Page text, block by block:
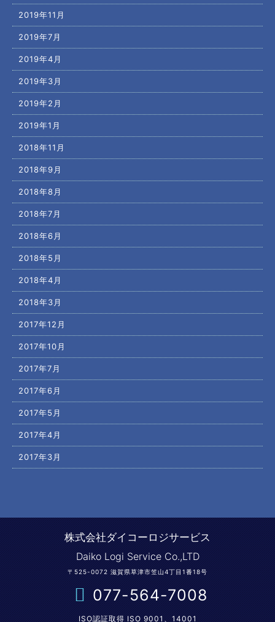
2019年11月
2019年7月
2019年4月
2019年3月
2019年2月
2019年1月
2018年11月
2018年9月
2018年8月
2018年7月
2018年6月
2018年5月
2018年4月
2018年3月
2017年12月
2017年10月
2017年7月
2017年6月
2017年5月
2017年4月
2017年3月
株式会社ダイコーロジサービス
Daiko Logi Service Co.,LTD
〒525-0072 滋賀県草津市笠山4丁目1番18号
077-564-7008
ISO認証取得 ISO 9001、14001